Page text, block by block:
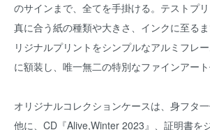
のサインまで、全てを手掛ける。テストプ
真に合う紙の種類や大きさ、インクに至る
リジナルプリントをシンプルなアルミフレ
に額装し、唯一無二の特別なファインアート
オリジナルコレクションケースは、身フタ
他に、CD『Alive,Winter 2023』、証明書を